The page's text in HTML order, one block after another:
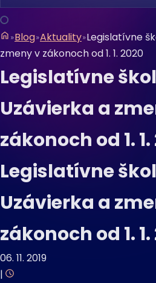
Blog Aktuality Legislatívne
zmeny v zákonoch od 1. 1. 2020
Legislatívne
Uzávierka a
zákonoch od 1. 1.
Legislatívne
Uzávierka a
zákonoch od 1. 1.
06. 11. 2019
|